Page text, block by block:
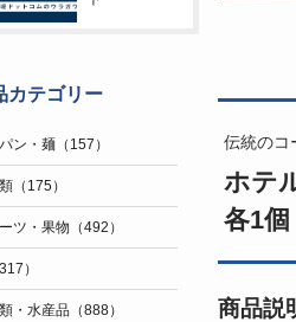
伝統のコ
ホテ
各1
商品説
カテゴリー
ン・麺（157）
（175）
ツ・果物（492）
）
・水産品（888）